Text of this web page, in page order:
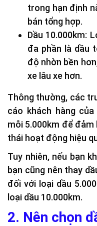
trong hạn định
bán tổng hợp.
Dầu 10.000km:
đa phần là dầu
độ nhờn bền
xe lâu xe hơn.
Thông thường, các
cáo khách hàng
mỗi 5.000km để
thái hoạt động hiệu
Tuy nhiên, nếu bạn
bạn cũng nên thay
đối với loại dầu
loại dầu 10.000km.
2. Nên chọn